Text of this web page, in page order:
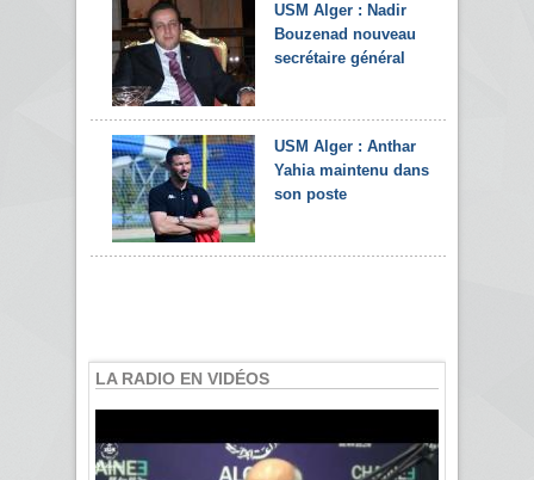
USM Alger : Nadir
Bouzenad nouveau
secrétaire général
USM Alger : Anthar
Yahia maintenu dans
son poste
LA RADIO EN VIDÉOS